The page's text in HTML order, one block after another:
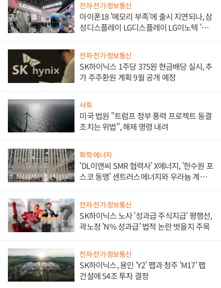
전자·전기·정보통신
아이폰18 '메모리 부족'에 출시 지연되나, 삼
성디스플레이 LG디스플레이 LG이노텍 '탈
전자·전기·정보통신
SK하이닉스 1주당 375원 현금배당 실시, 추
가 주주환원 계획 9월 공개 예정
사회
미국 법원 "트럼프 정부 풍력 프로젝트 동결
조치는 위법", 해제 명령 내려
화학·에너지
'DL이앤씨 SMR 협력사' X에너지, '한수원 포
스코 동맹' 센트러스에너지와 우라늄 계약
전자·전기·정보통신
SK하이닉스 노사 '성과급 주식지급' 평행선,
곽노정 'N% 성과급' 법적 논란 벗을지 주목
전자·전기·정보통신
SK하이닉스, 용인 'Y2' 팹과 청주 'M17' 팹
건설에 54조 투자 결정